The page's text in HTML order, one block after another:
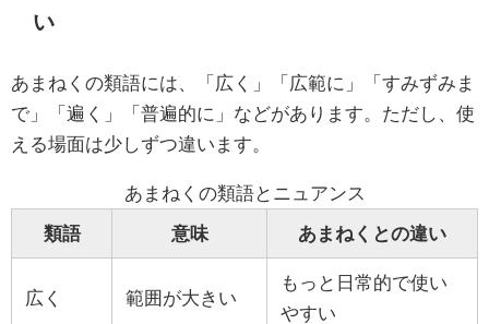
い
あまねくの類語には、「広く」「広範に」「すみずみま
で」「遍く」「普遍的に」などがあります。ただし、使
える場面は少しずつ違います。
あまねくの類語とニュアンス
類語 意味 あまねくとの違い
広く 範囲が大きい
もっと日常的で使い
やすい